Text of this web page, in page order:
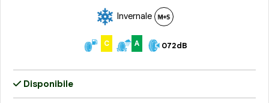
Invernale
C A 072dB
Disponibile